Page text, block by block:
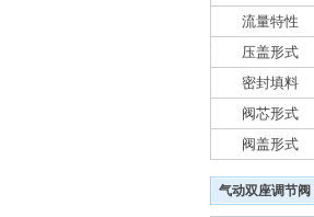
流量特性
压盖形式
密封填料
阀芯形式
阀盖形式
气动双座调节